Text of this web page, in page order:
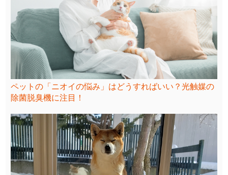
ペットの「ニオイの悩み」はどうすればいい？光触媒の
除菌脱臭機に注目！